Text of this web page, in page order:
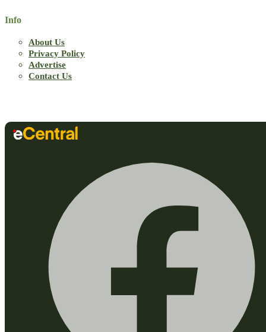
Info
About Us
Privacy Policy
Advertise
Contact Us